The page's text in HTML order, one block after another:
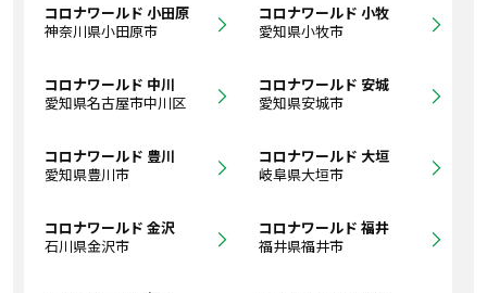
コロナワールド 小田原
神奈川県小田原市
コロナワールド 小牧
愛知県小牧市
コロナワールド 中川
愛知県名古屋市中川区
コロナワールド 安城
愛知県安城市
コロナワールド 豊川
愛知県豊川市
コロナワールド 大垣
岐阜県大垣市
コロナワールド 金沢
石川県金沢市
コロナワールド 福井
福井県福井市